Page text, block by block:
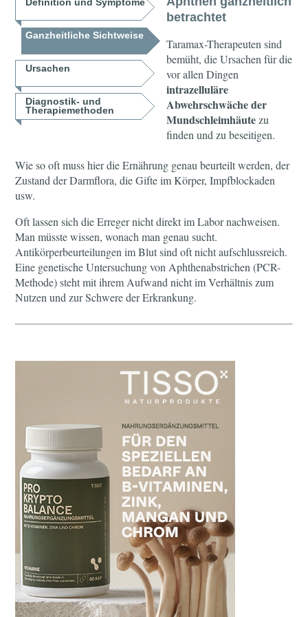
Ganzheitliche Sichtweise
Ursachen
Diagnostik- und
Therapiemethoden
betrachtet
Taramax-Therapeuten sind
bemüht, die Ursachen für die
vor allen Dingen
intrazelluläre
Abwehrschwäche der
Mundschleimhäutezu
finden und zu beseitigen.
Wie so oft muss hier die Ernährung genau beurteilt werden, der
Zustand der Darmflora, die Gifte im Körper, Impfblockaden
usw.
Oft lassen sich die Erreger nicht direkt im Labor nachweisen.
Man müsste wissen, wonach man genau sucht.
Antikörperbeurteilungen im Blut sind oft nicht aufschlussreich.
Eine genetische Untersuchung von Aphthenabstrichen (PCR-
Methode) steht mit ihrem Aufwand nicht im Verhältnis zum
Nutzen und zur Schwere der Erkrankung.